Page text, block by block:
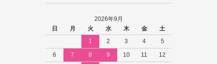
2026年9月
日
月 火 水 木 金
土
1
2 3 4
5
6
7 8 9 10 11
12